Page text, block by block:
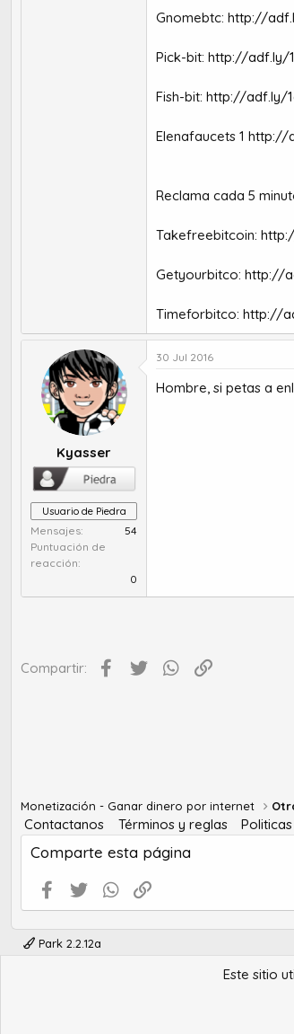
Gnomebtc: http://
Pick-bit: http://adf.ly/
Fish-bit: http://adf.ly/
Elenafaucets 1 http://
Reclama cada 5
Takefreebitcoin:
Getyourbitco: http://
Timeforbitco: http://
Kyasser
Usuario de Piedra
Mensajes
54
Puntuación de
reacción
0
30 Jul 2016
Hombre, si petas a
Compartir: Facebook
Twitter WhatsApp
Monetización - Ganar dinero por internet
Contactanos Términos y reglas
Comparte esta página
Facebook
Twitter WhatsApp
Park 2.2.12a
Este sitio